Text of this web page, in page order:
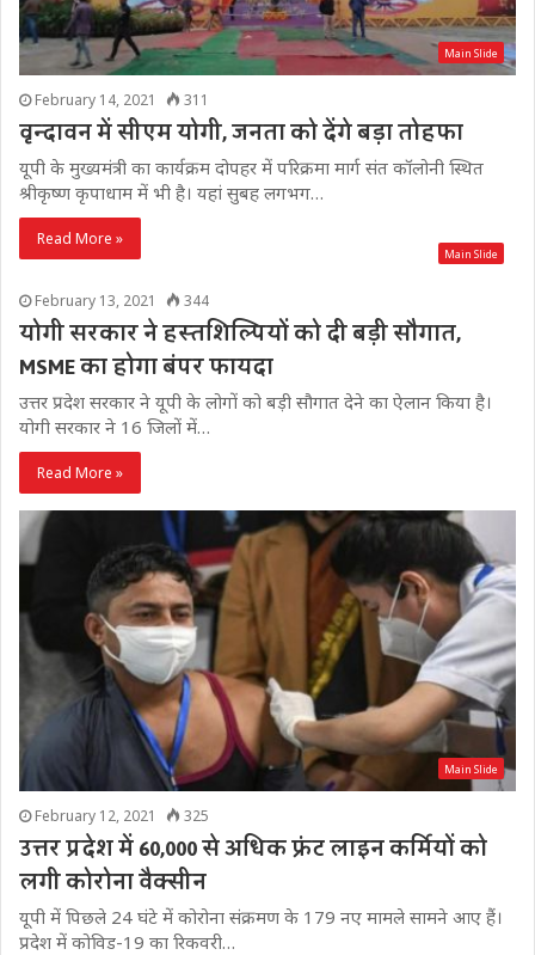
Main Slide
February 14, 2021 311
वृन्दावन में सीएम योगी, जनता को देंगे बड़ा तोहफा
यूपी के मुख्यमंत्री का कार्यक्रम दोपहर में परिक्रमा मार्ग संत कॉलोनी स्थित
श्रीकृष्ण कृपाधाम में भी है। यहां सुबह लगभग…
Read More »
Main Slide
February 13, 2021 344
योगी सरकार ने हस्तशिल्पियों को दी बड़ी सौगात,
MSME का होगा बंपर फायदा
उत्तर प्रदेश सरकार ने यूपी के लोगों को बड़ी सौगात देने का ऐलान किया है।
योगी सरकार ने 16 जिलों में…
Read More »
Main Slide
February 12, 2021 325
उत्तर प्रदेश में 60,000 से अधिक फ्रंट लाइन कर्मियों को
लगी कोरोना वैक्सीन
यूपी में पिछले 24 घंटे में कोरोना संक्रमण के 179 नए मामले सामने आए हैं।
प्रदेश में कोविड-19 का रिकवरी…